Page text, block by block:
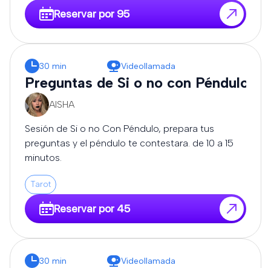
Reservar por 95
30 min Videollamada
Preguntas de Si o no con Péndulo
AISHA
Sesión de Si o no Con Péndulo, prepara tus
preguntas y el péndulo te contestara. de 10 a 15
minutos.
Tarot
Reservar por 45
30 min Videollamada